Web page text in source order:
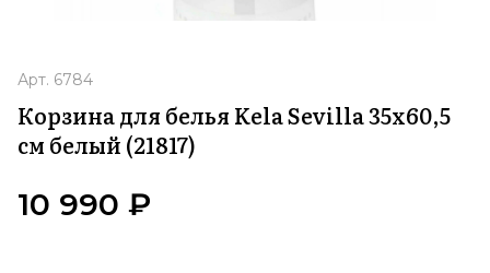
Арт. 6784
Корзина для белья Kela Sevilla 35x60,5
см белый (21817)
10 990 ₽